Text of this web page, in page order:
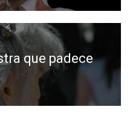
que padece